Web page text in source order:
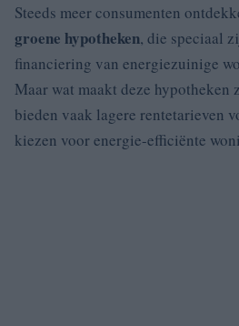
Steeds meer consumenten
groene hypotheken, die speciaal
financiering van energiezuinige
Maar wat maakt deze hypotheken
bieden vaak lagere rentetarieven
kiezen voor energie-efficiënte